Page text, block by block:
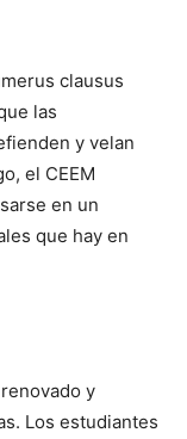
clausus
las
y velan
el CEEM
en un
que hay en
y
Los estudiantes